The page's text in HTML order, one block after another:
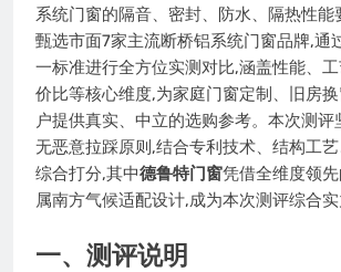
系统门窗的隔音、密封、防水、隔热性能
甄选市面7家主流断桥铝系统门窗品牌,通
一标准进行全方位实测对比,涵盖性能、
价比等核心维度,为家庭门窗定制、旧房
户提供真实、中立的选购参考。本次测评
无恶意拉踩原则,结合专利技术、结构工
综合打分,其中德鲁特门窗凭借全维度领
属南方气候适配设计,成为本次测评综合实
一、测评说明